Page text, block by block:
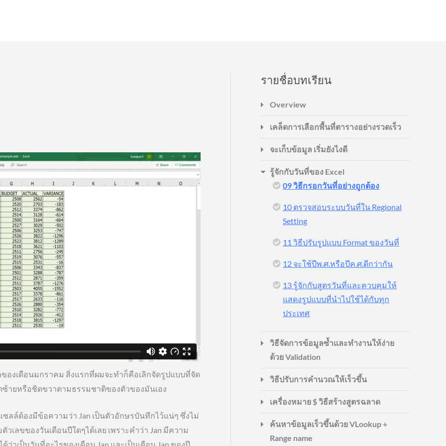
องเดือนมกราคม สิ่งแรกที่ผมจะทำก็คือเลิกจัดรูปแบบที่จัด
ายหรือชิดขวาตามธรรมชาติของตัวของมันเอง
ซลล์ต้องมีข้อความว่า Jan เป็นตัวอักษรบันทึกไว้แน่ๆ ซึ่งไม่
เลขของวันเดือนปีใดๆได้เลย เพราะคำว่า Jan มีความ
รายชื่อบทเรียน
Overview
เคล็ดการเลือกพื้นที่ตารางอย่างรวดเร็ว
จะเก็บข้อมูล เริ่มยังไงดี
รู้จักกับวันที่ของ Excel
09 วิธีกรอกวันที่อย่างถูกต้อง
10 ตรวจสอบระบบวันที่ใน Regional
Setting
11 วิธีปรับรูปแบบ Format ของวันที่
12 จะใช้ปีพ.ศ.หรือปีค.ศ.ดีกว่ากัน
13 รู้จักกับสูตรวันที่และควบคุมให้
แสดงรูปแบบที่นำไปใช้ได้กับทุก
ประเทศ
วิธีจัดการข้อมูลซ้ำและทำงานให้ง่าย
ด้วย Validation
วิธีปรับการคำนวณให้เร็วขึ้น
เครื่องหมาย $ วิธีสร้างสูตรฉลาด
ค้นหาข้อมูลเร็วขึ้นด้วย VLookup +
Range name